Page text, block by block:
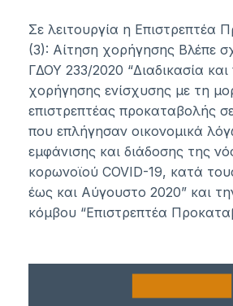
Σε λειτουργία η Επιστρεπτέα
(3): Αίτηση χορήγησης Βλέπε
ΓΔΟΥ 233/2020 “Διαδικασία
χορήγησης ενίσχυσης με τη
επιστρεπτέας προκαταβολής σε
που επλήγησαν οικονομικά
εμφάνισης και διάδοσης της
κορωνοϊού COVID-19, κατά
έως και Αύγουστο 2020” και
κόμβου “Επιστρεπτέα